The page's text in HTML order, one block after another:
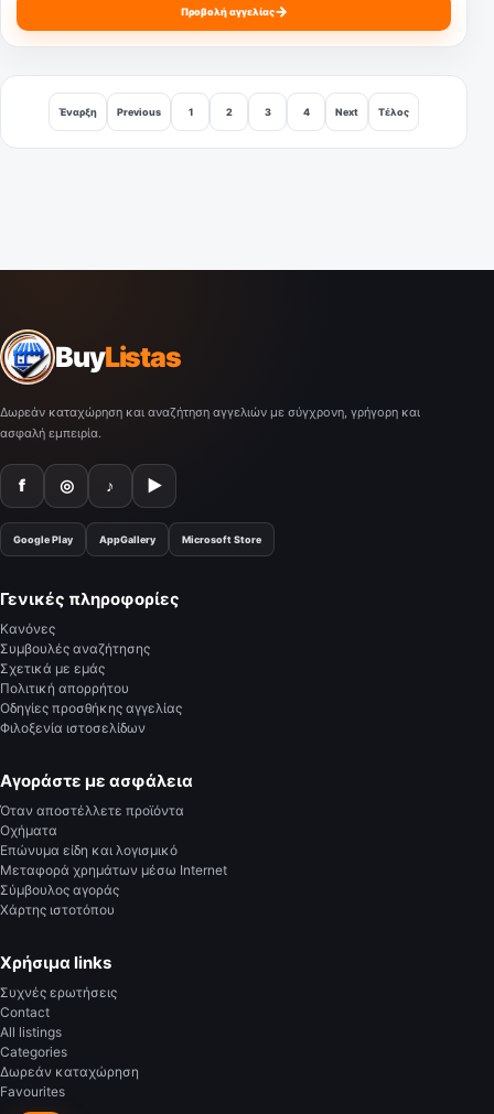
Προβολή αγγελίας→
Έναρξη Previous 1 2 3 4 Next Τέλος
BuyListas
Δωρεάν καταχώρηση και αναζήτηση αγγελιών με σύγχρονη, γρήγορη και
ασφαλή εμπειρία.
f ◎ ♪ ▶
Google Play AppGallery Microsoft Store
Γενικές πληροφορίες
Κανόνες
Συμβουλές αναζήτησης
Σχετικά με εμάς
Πολιτική απορρήτου
Οδηγίες προσθήκης αγγελίας
Φιλοξενία ιστοσελίδων
Αγοράστε με ασφάλεια
Όταν αποστέλλετε προϊόντα
Οχήματα
Επώνυμα είδη και λογισμικό
Μεταφορά χρημάτων μέσω Internet
Σύμβουλος αγοράς
Χάρτης ιστοτόπου
Χρήσιμα links
Συχνές ερωτήσεις
Contact
All listings
Categories
Δωρεάν καταχώρηση
Favourites